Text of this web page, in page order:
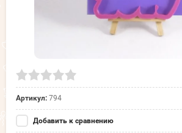
Артикул: 794
Добавить к сравнению